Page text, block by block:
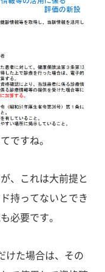
ですね。
、これは大前提と
持ってないとでき
必要です。
けた場合は、その